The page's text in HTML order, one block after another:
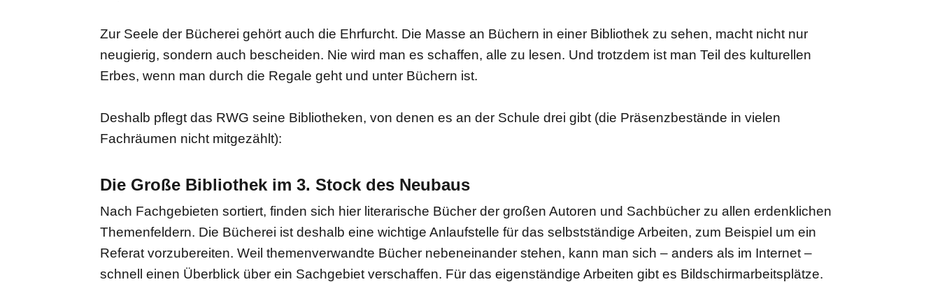
Zur Seele der Bücherei gehört auch die Ehrfurcht. Die Masse an Büchern in einer Bibliothek zu sehen, macht nicht nur
neugierig, sondern auch bescheiden. Nie wird man es schaffen, alle zu lesen. Und trotzdem ist man Teil des kulturellen
Erbes, wenn man durch die Regale geht und unter Büchern ist.
Deshalb pflegt das RWG seine Bibliotheken, von denen es an der Schule drei gibt (die Präsenzbestände in vielen
Fachräumen nicht mitgezählt):
Die Große Bibliothek im 3. Stock des Neubaus
Nach Fachgebieten sortiert, finden sich hier literarische Bücher der großen Autoren und Sachbücher zu allen erdenklichen
Themenfeldern. Die Bücherei ist deshalb eine wichtige Anlaufstelle für das selbstständige Arbeiten, zum Beispiel um ein
Referat vorzubereiten. Weil themenverwandte Bücher nebeneinander stehen, kann man sich – anders als im Internet –
schnell einen Überblick über ein Sachgebiet verschaffen. Für das eigenständige Arbeiten gibt es Bildschirmarbeitsplätze.